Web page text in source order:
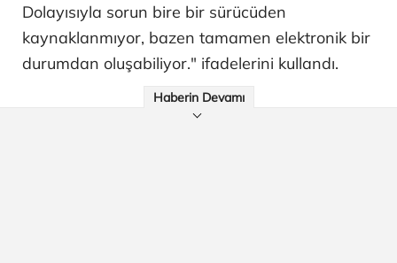
Dolayısıyla sorun bire bir sürücüden
kaynaklanmıyor, bazen tamamen elektronik bir
durumdan oluşabiliyor." ifadelerini kullandı.
Haberin Devamı